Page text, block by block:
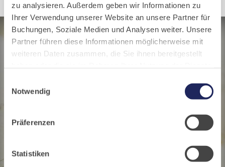
zu analysieren. Außerdem geben wir Informationen zu
Ihrer Verwendung unserer Website an unsere Partner für
Buchungen, Soziale Medien und Analysen weiter. Unsere
Partner führen diese Informationen möglicherweise mit
weiteren Daten zusammen, die Sie ihnen bereitgestellt
challenges.cloudflare.com: Wir verwenden das online
Buchungssystem MEWS in unserem Hotel und unserem
übermittelt. Cookies von eu5.bookingkit.de: Wir
Buchungen von Bibliotheks- und Klosterführungen. Um
Buchungen durchführen zu können akzeptieren Sie bitte
Notwendig
Präferenzen
Statistiken